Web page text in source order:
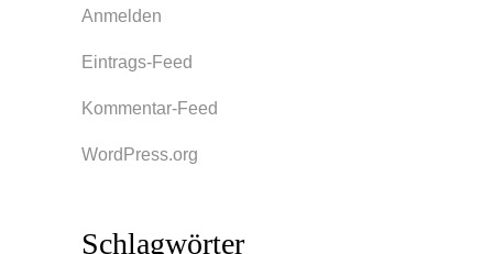
Anmelden
Eintrags-Feed
Kommentar-Feed
WordPress.org
Schlagwörter